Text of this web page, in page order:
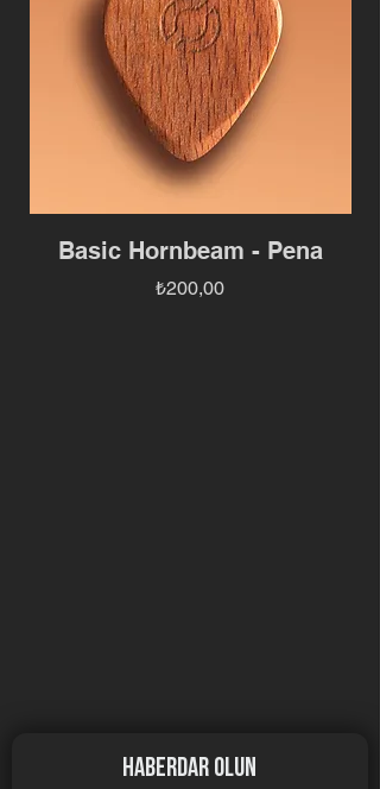
Basic Hornbeam - Pena
Fiyat
₺200,00
haberdar olun